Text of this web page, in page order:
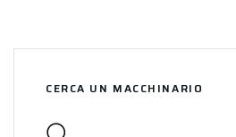
CERCA UN MACCHINARIO